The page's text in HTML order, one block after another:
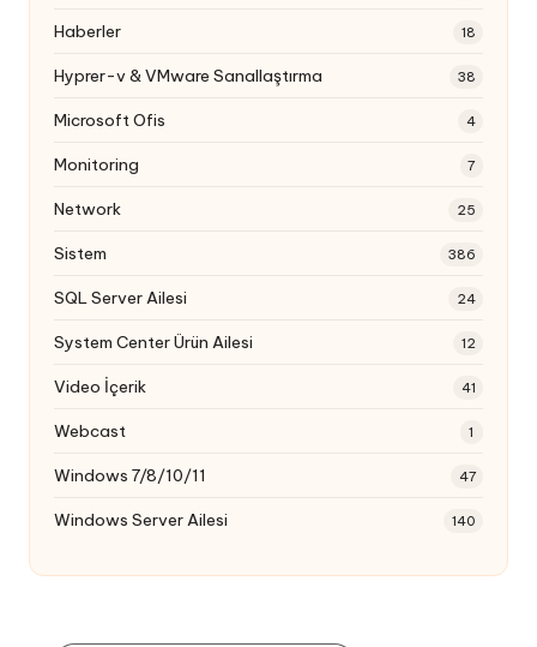
Haberler 18
Hyprer-v & VMware Sanallaştırma 38
Microsoft Ofis 4
Monitoring 7
Network 25
Sistem 386
SQL Server Ailesi 24
System Center Ürün Ailesi 12
Video İçerik 41
Webcast 1
Windows 7/8/10/11 47
Windows Server Ailesi 140